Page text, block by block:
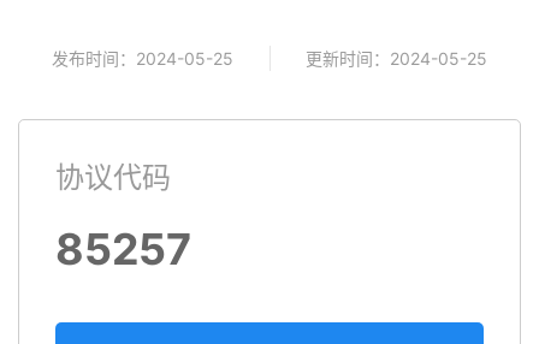
发布时间：2024-05-25 更新时间：2024-05-25
协议代码
85257